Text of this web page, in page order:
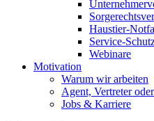
Haustier-
Service-
Webinare
Motivation
Warum wir arbeiten
Agent, Vertreter
Jobs & Karriere